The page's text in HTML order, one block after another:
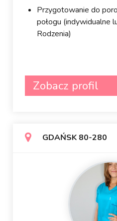
Przygotowanie do
połogu (indywidualne
Rodzenia)
Zobacz profil
GDAŃSK 80-280